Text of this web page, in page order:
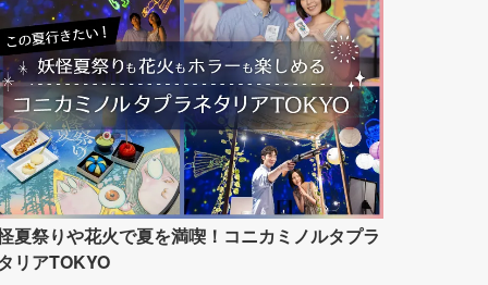
夏祭りや花火で夏を満喫！コニカミノルタプラ
リアTOKYO